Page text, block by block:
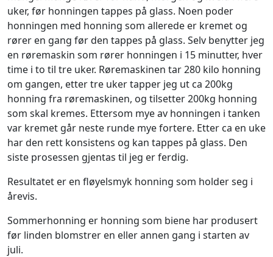
uker, før honningen tappes på glass. Noen poder
honningen med honning som allerede er kremet og
rører en gang før den tappes på glass. Selv benytter jeg
en røremaskin som rører honningen i 15 minutter, hver
time i to til tre uker. Røremaskinen tar 280 kilo honning
om gangen, etter tre uker tapper jeg ut ca 200kg
honning fra røremaskinen, og tilsetter 200kg honning
som skal kremes. Ettersom mye av honningen i tanken
var kremet går neste runde mye fortere. Etter ca en uke
har den rett konsistens og kan tappes på glass. Den
siste prosessen gjentas til jeg er ferdig.
Resultatet er en fløyelsmyk honning som holder seg i
årevis.
Sommerhonning er honning som biene har produsert
før linden blomstrer en eller annen gang i starten av
juli.